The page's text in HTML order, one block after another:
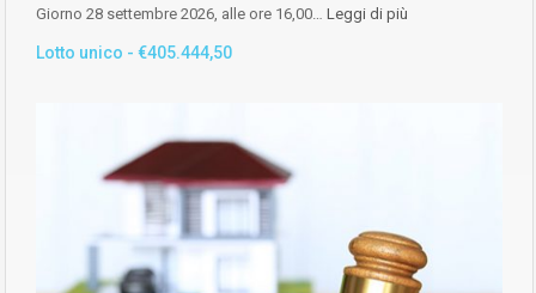
Giorno 28 settembre 2026, alle ore 16,00… Leggi di più
Lotto unico - €405.444,50